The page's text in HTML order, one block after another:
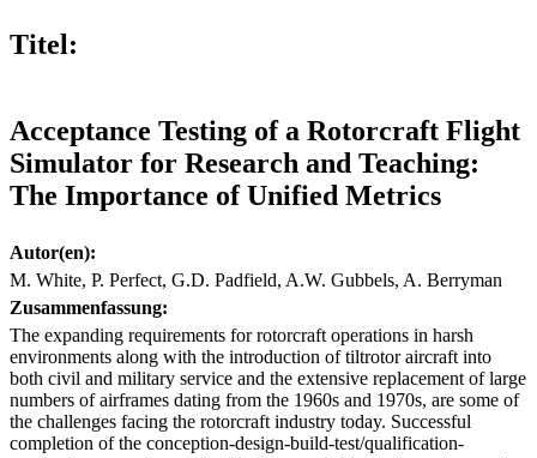
Titel:
Acceptance Testing of a Rotorcraft Flight
Simulator for Research and Teaching:
The Importance of Unified Metrics
Autor(en):
M. White, P. Perfect, G.D. Padfield, A.W. Gubbels, A. Berryman
Zusammenfassung:
The expanding requirements for rotorcraft operations in harsh
environments along with the introduction of tiltrotor aircraft into
both civil and military service and the extensive replacement of large
numbers of airframes dating from the 1960s and 1970s, are some of
the challenges facing the rotorcraft industry today. Successful
completion of the conception-design-build-test/qualification-